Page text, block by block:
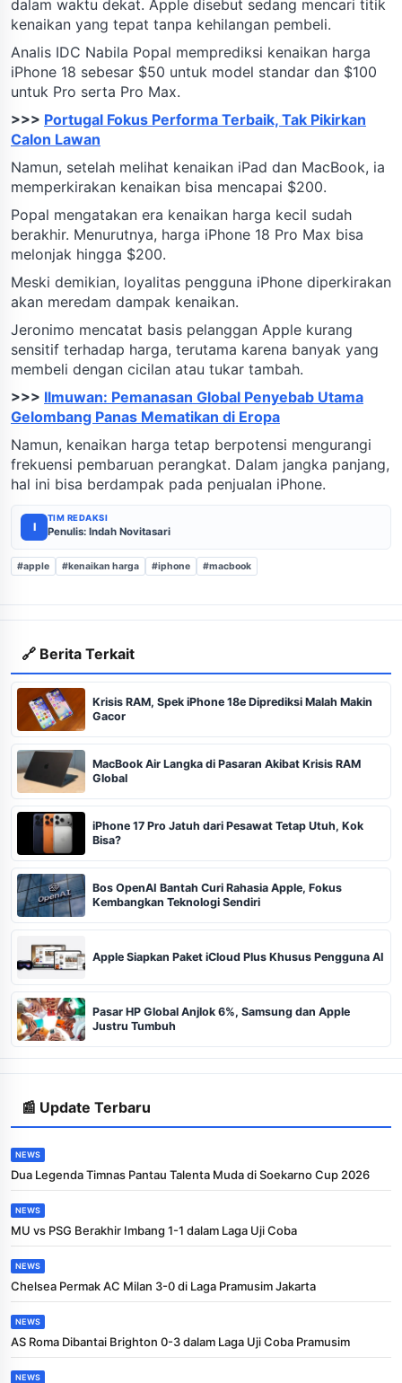
dalam waktu dekat. Apple disebut sedang mencari titik
kenaikan yang tepat tanpa kehilangan pembeli.
Analis IDC Nabila Popal memprediksi kenaikan harga
iPhone 18 sebesar $50 untuk model standar dan $100
untuk Pro serta Pro Max.
>>> Portugal Fokus Performa Terbaik, Tak Pikirkan
Calon Lawan
Namun, setelah melihat kenaikan iPad dan MacBook, ia
memperkirakan kenaikan bisa mencapai $200.
Popal mengatakan era kenaikan harga kecil sudah
berakhir. Menurutnya, harga iPhone 18 Pro Max bisa
melonjak hingga $200.
Meski demikian, loyalitas pengguna iPhone diperkirakan
akan meredam dampak kenaikan.
Jeronimo mencatat basis pelanggan Apple kurang
sensitif terhadap harga, terutama karena banyak yang
membeli dengan cicilan atau tukar tambah.
>>> Ilmuwan: Pemanasan Global Penyebab Utama
Gelombang Panas Mematikan di Eropa
Namun, kenaikan harga tetap berpotensi mengurangi
frekuensi pembaruan perangkat. Dalam jangka panjang,
hal ini bisa berdampak pada penjualan iPhone.
I
TIM REDAKSI
Penulis: Indah Novitasari
#apple #kenaikan harga #iphone #macbook
🔗 Berita Terkait
Krisis RAM, Spek iPhone 18e Diprediksi Malah Makin
Gacor
MacBook Air Langka di Pasaran Akibat Krisis RAM
Global
iPhone 17 Pro Jatuh dari Pesawat Tetap Utuh, Kok
Bisa?
Bos OpenAI Bantah Curi Rahasia Apple, Fokus
Kembangkan Teknologi Sendiri
Apple Siapkan Paket iCloud Plus Khusus Pengguna AI
Pasar HP Global Anjlok 6%, Samsung dan Apple
Justru Tumbuh
📰 Update Terbaru
NEWS
Dua Legenda Timnas Pantau Talenta Muda di Soekarno Cup 2026
NEWS
MU vs PSG Berakhir Imbang 1-1 dalam Laga Uji Coba
NEWS
Chelsea Permak AC Milan 3-0 di Laga Pramusim Jakarta
NEWS
AS Roma Dibantai Brighton 0-3 dalam Laga Uji Coba Pramusim
NEWS